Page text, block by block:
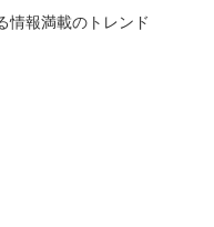
情報満載のトレンド